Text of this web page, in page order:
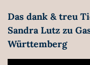
Das dank & treu
Sandra Lutz zu
Württemberg